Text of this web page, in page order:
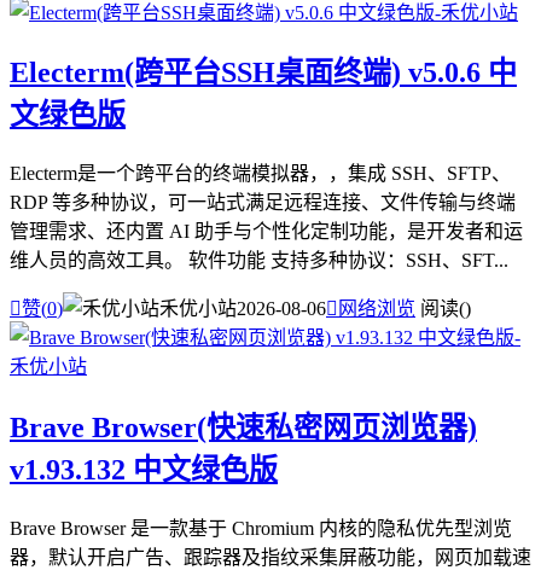
Electerm(跨平台SSH桌面终端) v5.0.6 中
文绿色版
Electerm是一个跨平台的终端模拟器，，集成 SSH、SFTP、
RDP 等多种协议，可一站式满足远程连接、文件传输与终端
管理需求、还内置 AI 助手与个性化定制功能，是开发者和运
维人员的高效工具。 软件功能 支持多种协议：SSH、SFT...
赞(0) 禾优小站2026-08-06 网络浏览 阅读()
Brave Browser(快速私密网页浏览器)
v1.93.132 中文绿色版
Brave Browser 是一款基于 Chromium 内核的隐私优先型浏览
器，默认开启广告、跟踪器及指纹采集屏蔽功能，网页加载速